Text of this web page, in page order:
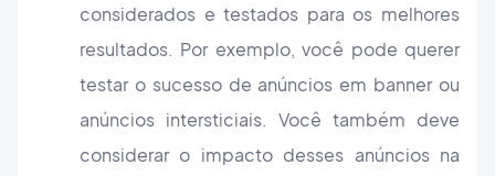
considerados e testados para os melhores
resultados. Por exemplo, você pode querer
testar o sucesso de anúncios em banner ou
anúncios intersticiais. Você também deve
considerar o impacto desses anúncios na